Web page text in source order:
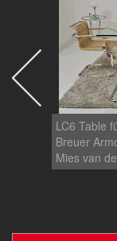
LC6 Table
Breuer
Mies van